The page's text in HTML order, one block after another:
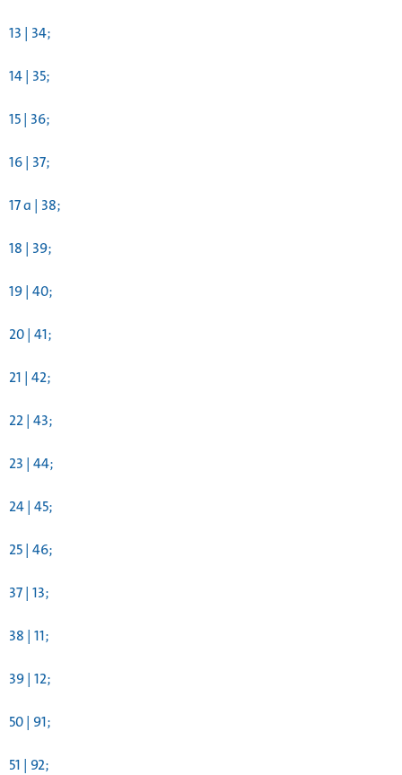
13 | 34;
14 | 35;
15 | 36;
16 | 37;
17 a | 38;
18 | 39;
19 | 40;
20 | 41;
21 | 42;
22 | 43;
23 | 44;
24 | 45;
25 | 46;
37 | 13;
38 | 11;
39 | 12;
50 | 91;
51 | 92;